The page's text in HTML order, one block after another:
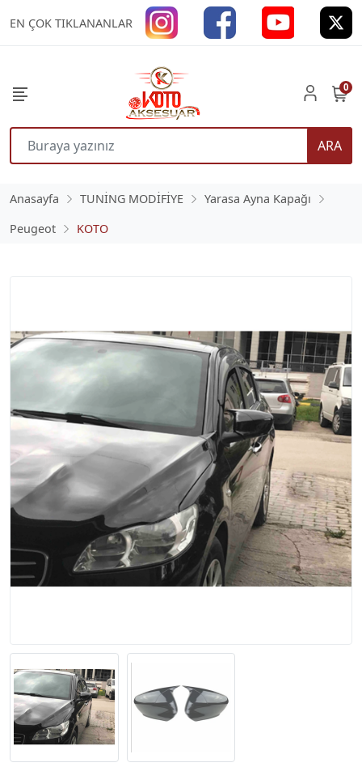
EN ÇOK TIKLANANLAR
ARA
0
Anasayfa TUNİNG MODİFİYE
Yarasa Ayna Kapağı
Peugeot
KOTO